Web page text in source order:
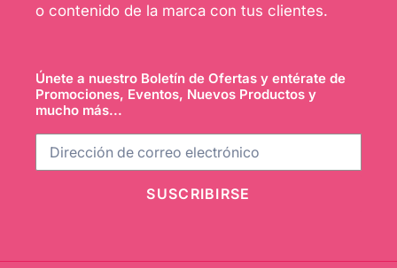
o contenido de la marca con tus clientes.
Únete a nuestro Boletín de Ofertas y entérate de
Promociones, Eventos, Nuevos Productos y
mucho más...
SUSCRIBIRSE